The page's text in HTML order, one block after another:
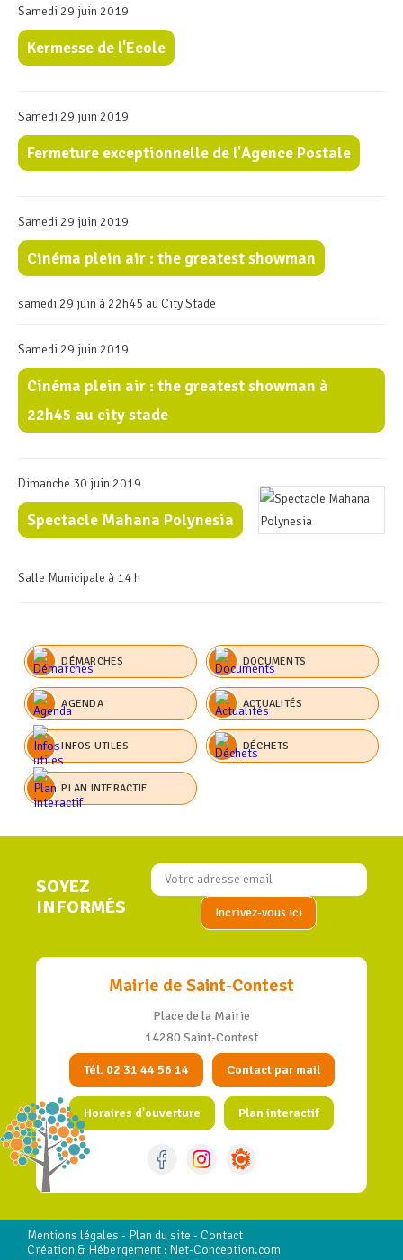
Samedi 29 juin 2019
Kermesse de l'Ecole
Samedi 29 juin 2019
Fermeture exceptionnelle de l'Agence Postale
Samedi 29 juin 2019
Cinéma plein air : the greatest showman
samedi 29 juin à 22h45 au City Stade
Samedi 29 juin 2019
Cinéma plein air : the greatest showman à
22h45 au city stade
Dimanche 30 juin 2019
Spectacle Mahana Polynesia
Salle Municipale à 14 h
DÉMARCHES DOCUMENTS
AGENDA ACTUALITÉS
INFOS UTILES DÉCHETS
PLAN INTERACTIF
SOYEZ
INFORMÉS
Mairie de Saint-Contest
Place de la Mairie
14280 Saint-Contest
Tél. 02 31 44 56 14 Contact par mail
Horaires d'ouverture Plan interactif
Mentions légales - Plan du site - Contact
Création & Hébergement : Net-Conception.com